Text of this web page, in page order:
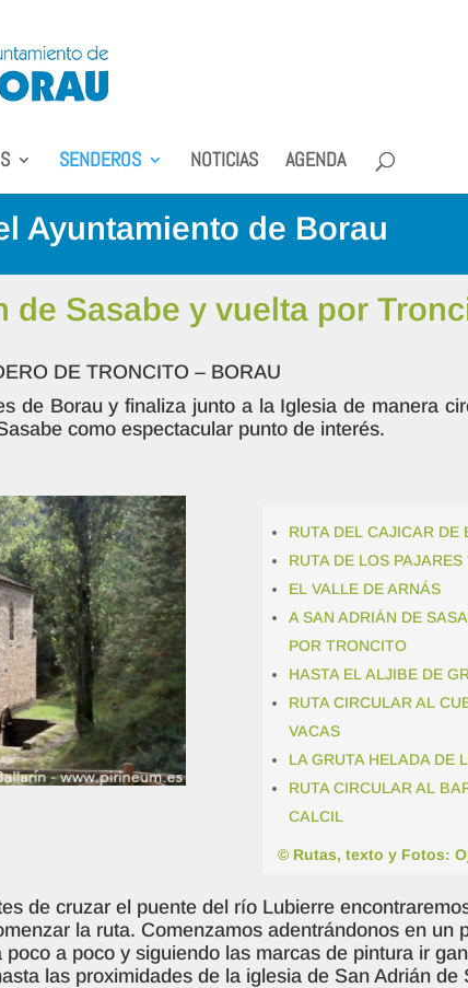
SENDEROS NOTICIAS AGENDA
Ayuntamiento de Borau
de Sasabe y vuelta por
DE TRONCITO – BORAU
de Borau y finaliza junto a la Iglesia de manera
como espectacular punto de interés.
RUTA DEL CAJICAR DE
RUTA DE LOS
EL VALLE DE ARNÁS
A SAN ADRIÁN DE
POR TRONCITO
HASTA EL ALJIBE DE
RUTA CIRCULAR AL
VACAS
LA GRUTA HELADA DE
RUTA CIRCULAR AL
CALCIL
© Rutas, texto y Fotos:
de cruzar el puente del río Lubierre
la ruta. Comenzamos adentrándonos en un
a poco y siguiendo las marcas de pintura ir
las proximidades de la iglesia de San Adrián de